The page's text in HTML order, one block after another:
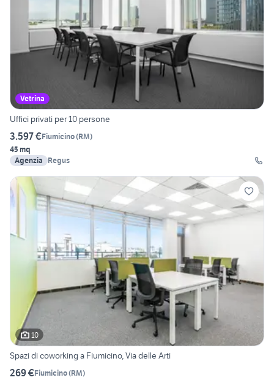
Vetrina
Uffici privati per 10 persone
3.597 €Fiumicino(RM)
45 mq
Agenzia
Regus
10
Spazi di coworking a Fiumicino, Via delle Arti
269 €Fiumicino(RM)